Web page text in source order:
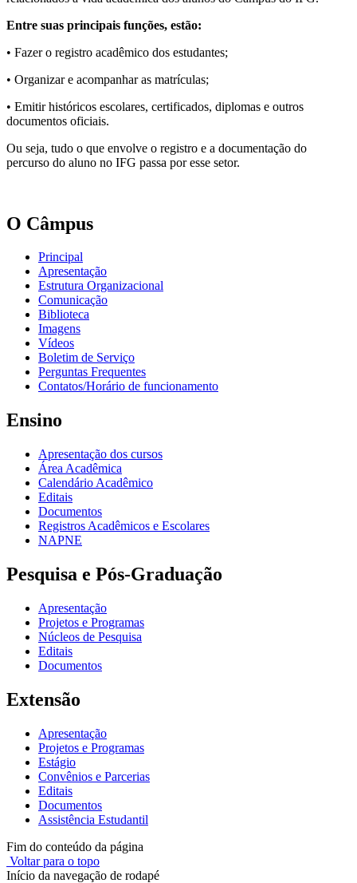
Entre suas principais funções, estão:
• Fazer o registro acadêmico dos estudantes;
• Organizar e acompanhar as matrículas;
• Emitir históricos escolares, certificados, diplomas e outros
documentos oficiais.
Ou seja, tudo o que envolve o registro e a documentação do
percurso do aluno no IFG passa por esse setor.
O Câmpus
Principal
Apresentação
Estrutura Organizacional
Comunicação
Biblioteca
Imagens
Vídeos
Boletim de Serviço
Perguntas Frequentes
Contatos/Horário de funcionamento
Ensino
Apresentação dos cursos
Área Acadêmica
Calendário Acadêmico
Editais
Documentos
Registros Acadêmicos e Escolares
NAPNE
Pesquisa e Pós-Graduação
Apresentação
Projetos e Programas
Núcleos de Pesquisa
Editais
Documentos
Extensão
Apresentação
Projetos e Programas
Estágio
Convênios e Parcerias
Editais
Documentos
Assistência Estudantil
Fim do conteúdo da página
Voltar para o topo
Início da navegação de rodapé